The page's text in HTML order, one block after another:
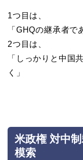
1つ目は、
「GHQの継承者で
2つ目は、
「しっかりと中国
く」
米政権 対中
模索